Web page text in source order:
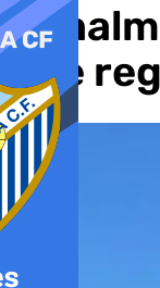
que